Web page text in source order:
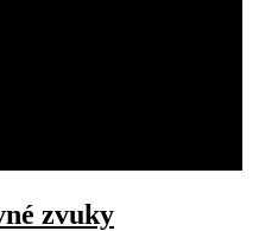
zvuky